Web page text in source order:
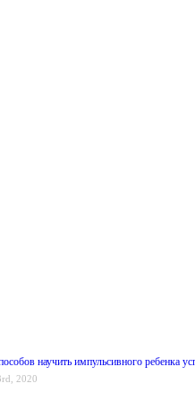
научить импульсивного ребенка
2020